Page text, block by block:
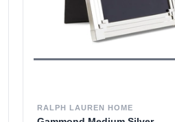
RALPH LAUREN HOME